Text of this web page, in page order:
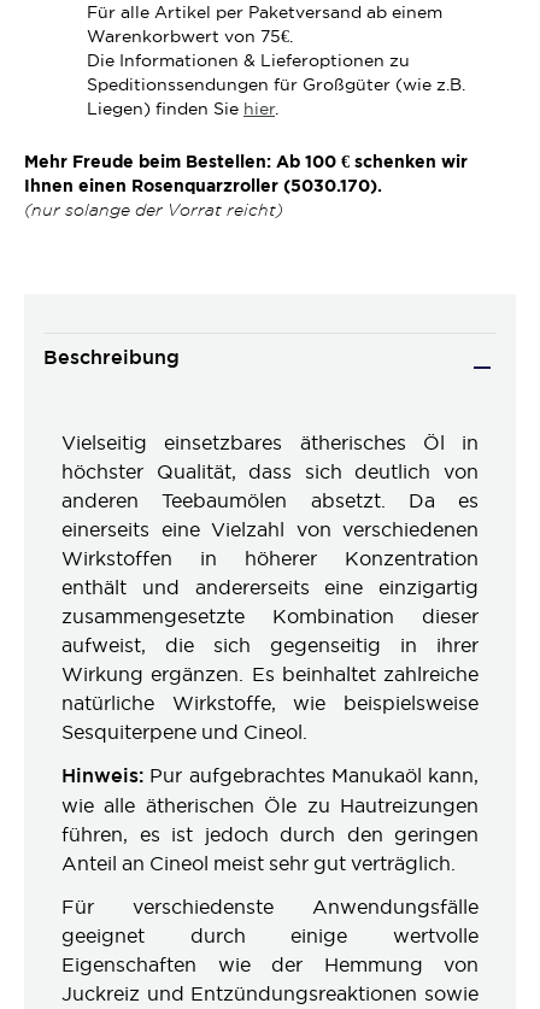
Für alle Artikel per Paketversand ab einem
Warenkorbwert von 75€.
Die Informationen & Lieferoptionen zu
Speditionssendungen für Großgüter (wie z.B.
Liegen) finden Sie hier.
Mehr Freude beim Bestellen: Ab 100 € schenken wir
Ihnen einen Rosenquarzroller (5030.170).
(nur solange der Vorrat reicht)
Beschreibung
Vielseitig einsetzbares ätherisches Öl in
höchster Qualität, dass sich deutlich von
anderen Teebaumölen absetzt. Da es
einerseits eine Vielzahl von verschiedenen
Wirkstoffen in höherer Konzentration
enthält und andererseits eine einzigartig
zusammengesetzte Kombination dieser
aufweist, die sich gegenseitig in ihrer
Wirkung ergänzen. Es beinhaltet zahlreiche
natürliche Wirkstoffe, wie beispielsweise
Sesquiterpene und Cineol.
Hinweis: Pur aufgebrachtes Manukaöl kann,
wie alle ätherischen Öle zu Hautreizungen
führen, es ist jedoch durch den geringen
Anteil an Cineol meist sehr gut verträglich.
Für verschiedenste Anwendungsfälle
geeignet durch einige wertvolle
Eigenschaften wie der Hemmung von
Juckreiz und Entzündungsreaktionen sowie